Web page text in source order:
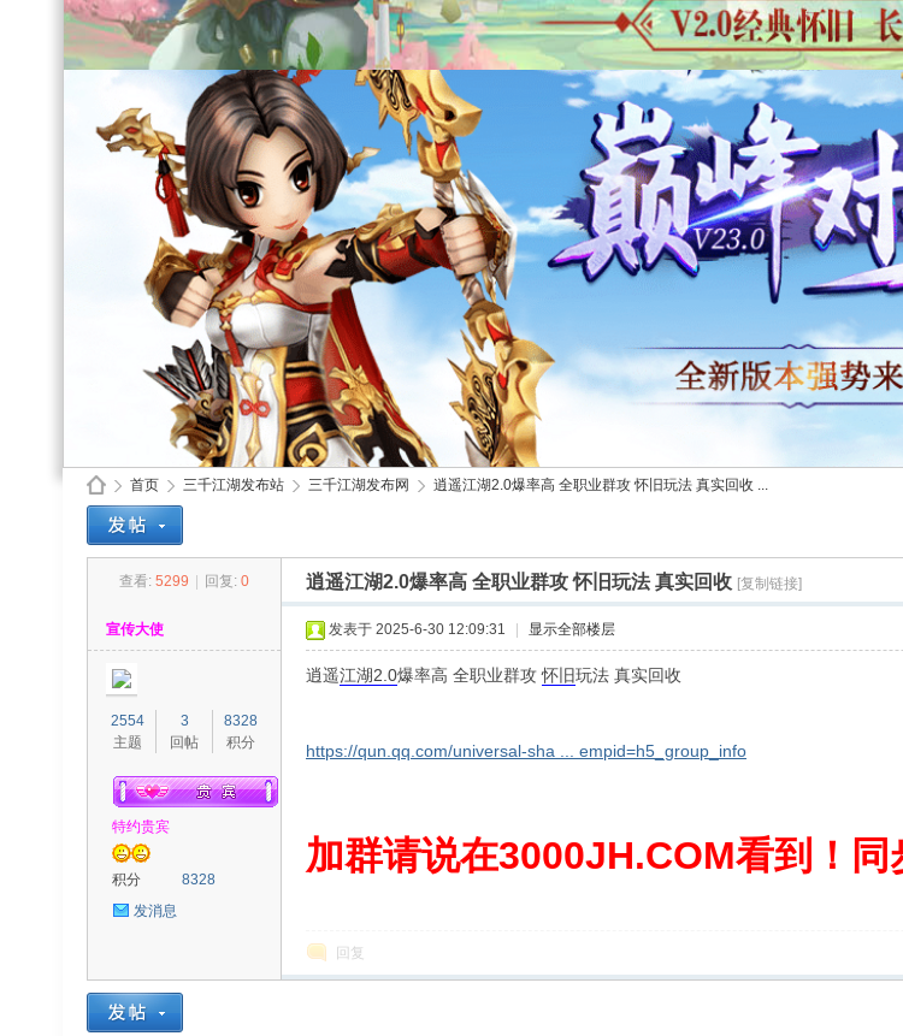
首页
›
三千江湖发布站 三千江湖发布网
›
逍遥江湖2.0爆率高 全职业群攻 怀旧玩法 真实回收 ...
查看: 5299 回复: 0 逍遥江湖2.0爆率高 全职业群攻 怀旧玩法 真实回收 [复制链接]
宣传大使
2554
主题
3
回帖
8328
积分
特约贵宾
积分
8328
发消息
发表于 2025-6-30 12:09:31 显示全部楼层
逍遥江湖2.0爆率高 全职业群攻怀旧玩法 真实回收
https://qun.qq.com/universal-sha ... empid=h5_group_info
加群请说在3000JH.COM看到！
回复